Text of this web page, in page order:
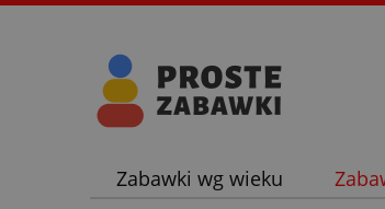
Zabawki wg wieku